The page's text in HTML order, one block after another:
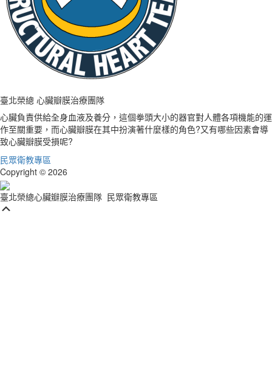
臺北榮總 心臟瓣膜治療團隊
心臟負責供給全身血液及養分，這個拳頭大小的器官對人體各項機能的運
作至關重要，而心臟瓣膜在其中扮演著什麼樣的角色?又有哪些因素會導
致心臟瓣膜受損呢?
民眾衛教專區
Copyright © 2026
臺北榮總心臟瓣膜治療團隊 民眾衛教專區